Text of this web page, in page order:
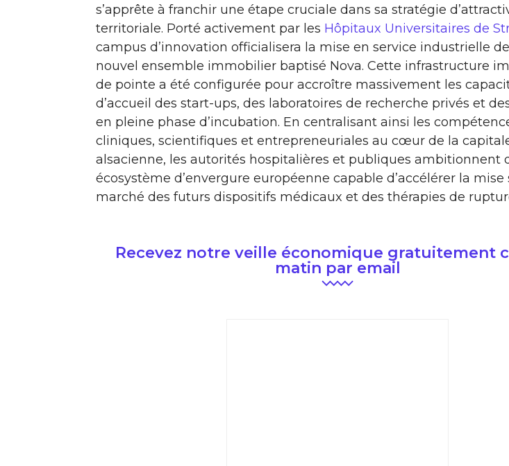
s’apprête à franchir une étape cruciale dans sa stratégie
territoriale. Porté activement par les Hôpitaux Universitaires de
campus d’innovation officialisera la mise en service industrielle
nouvel ensemble immobilier baptisé Nova. Cette infrastructure
de pointe a été configurée pour accroître massivement les
d’accueil des start-ups, des laboratoires de recherche privés et
en pleine phase d’incubation. En centralisant ainsi les
cliniques, scientifiques et entrepreneuriales au cœur de la
alsacienne, les autorités hospitalières et publiques ambitionnent
écosystème d’envergure européenne capable d’accélérer la mise
marché des futurs dispositifs médicaux et des thérapies de
Recevez notre veille économique gratuitement
matin par email